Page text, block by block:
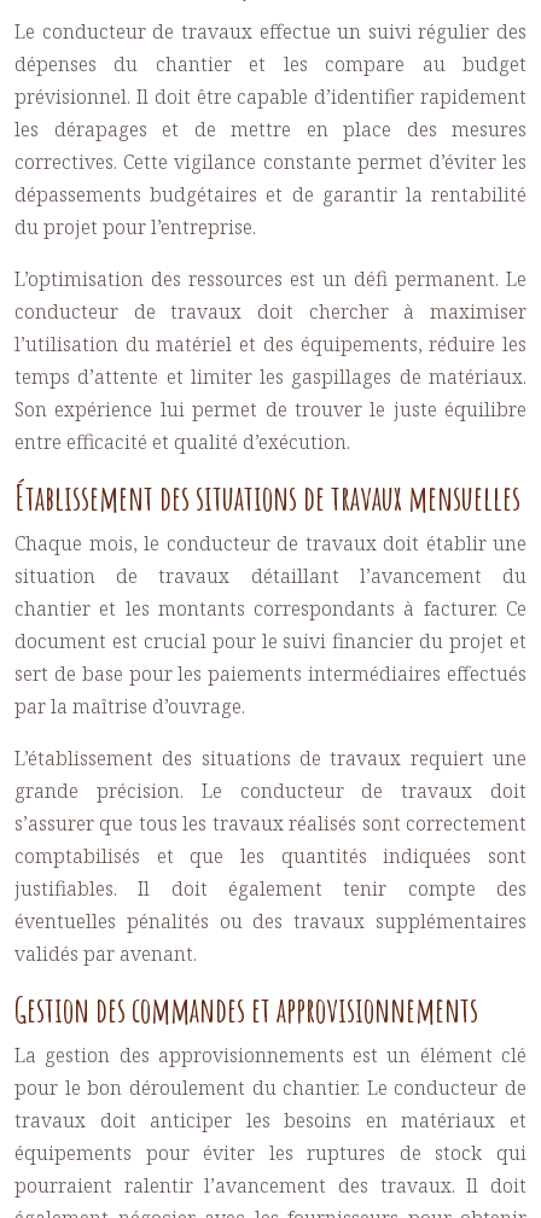
Le conducteur de travaux effectue un suivi régulier des
dépenses du chantier et les compare au budget
prévisionnel. Il doit être capable d’identifier rapidement
les dérapages et de mettre en place des mesures
correctives. Cette vigilance constante permet d’éviter les
dépassements budgétaires et de garantir la rentabilité
du projet pour l’entreprise.
L’optimisation des ressources est un défi permanent. Le
conducteur de travaux doit chercher à maximiser
l’utilisation du matériel et des équipements, réduire les
temps d’attente et limiter les gaspillages de matériaux.
Son expérience lui permet de trouver le juste équilibre
entre efficacité et qualité d’exécution.
Établissement des situations de travaux mensuelles
Chaque mois, le conducteur de travaux doit établir une
situation de travaux détaillant l’avancement du
chantier et les montants correspondants à facturer. Ce
document est crucial pour le suivi financier du projet et
sert de base pour les paiements intermédiaires effectués
par la maîtrise d’ouvrage.
L’établissement des situations de travaux requiert une
grande précision. Le conducteur de travaux doit
s’assurer que tous les travaux réalisés sont correctement
comptabilisés et que les quantités indiquées sont
justifiables. Il doit également tenir compte des
éventuelles pénalités ou des travaux supplémentaires
validés par avenant.
Gestion des commandes et approvisionnements
La gestion des approvisionnements est un élément clé
pour le bon déroulement du chantier. Le conducteur de
travaux doit anticiper les besoins en matériaux et
équipements pour éviter les ruptures de stock qui
pourraient ralentir l’avancement des travaux. Il doit